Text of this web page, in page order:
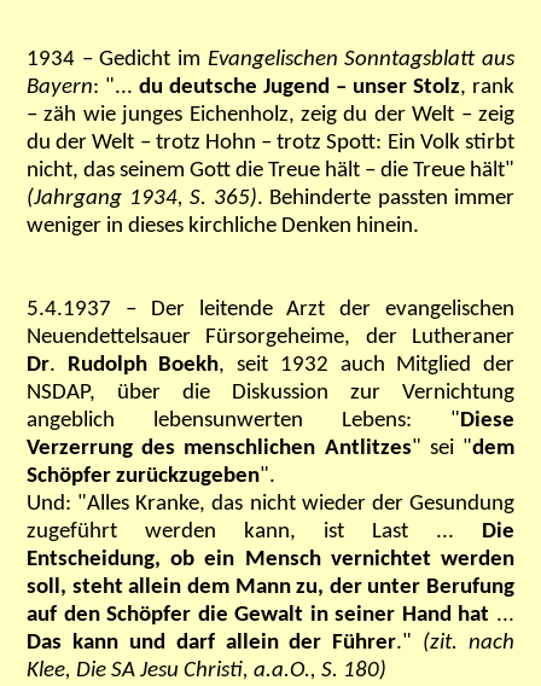
1934 – Gedicht im Evangelischen Sonntagsblatt aus
Bayern: "... du deutsche Jugend – unser Stolz, rank
– zäh wie junges Eichenholz, zeig du der Welt – zeig
du der Welt – trotz Hohn – trotz Spott: Ein Volk stirbt
nicht, das seinem Gott die Treue hält – die Treue hält"
(Jahrgang 1934, S. 365). Behinderte passten immer
weniger in dieses kirchliche Denken hinein.
5.4.1937 – Der leitende Arzt der evangelischen
Neuendettelsauer Fürsorgeheime, der Lutheraner
Dr. Rudolph Boekh, seit 1932 auch Mitglied der
NSDAP, über die Diskussion zur Vernichtung
angeblich lebensunwerten Lebens: "Diese
Verzerrung des menschlichen Antlitzes" sei "dem
Schöpfer zurückzugeben".
Und: "Alles Kranke,das nicht wieder der Gesundung
zugeführt werden kann, ist Last ... Die
Entscheidung, ob ein Mensch vernichtet werden
soll, steht allein dem Mann zu, der unter Berufung
auf den Schöpfer die Gewalt in seiner Hand hat ...
Das kann und darf allein der Führer." (zit. nach
Klee, Die SA Jesu Christi, a.a.O., S. 180)